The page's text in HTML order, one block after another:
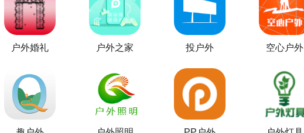
户外婚礼 户外之家 投户外 空心户外